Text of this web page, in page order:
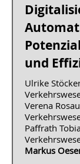
und
Ulrike
Verena
Paffrath
Markus